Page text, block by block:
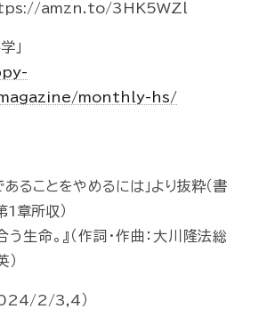
amzn.to/3HK5WZl
」
monthly-hs/
ることをやめるには」より抜粋（書
1章所収）
生命。』（作詞・作曲：大川隆法総
）
2/3,4）